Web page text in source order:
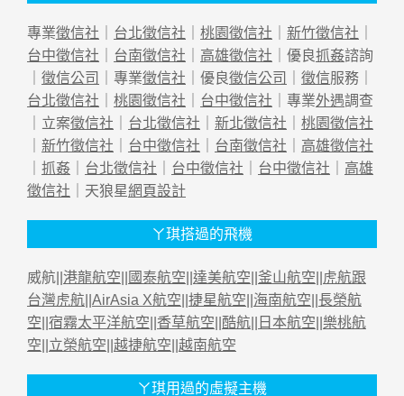
專業徵信社 ｜ 台北徵信社 ｜ 桃園徵信社 ｜ 新竹徵信社 ｜
台中徵信社 ｜ 台南徵信社 ｜ 高雄徵信社 ｜優良抓姦諮詢
｜ 徵信公司 ｜專業徵信社 ｜優良徵信公司 ｜ 徵信服務｜
台北徵信社 ｜ 桃園徵信社 ｜ 台中徵信社 ｜專業外遇調查
｜立案徵信社 ｜ 台北徵信社 ｜ 新北徵信社 ｜ 桃園徵信社
｜ 新竹徵信社 ｜ 台中徵信社 ｜ 台南徵信社 ｜ 高雄徵信社
｜ 抓姦 ｜ 台北徵信社 ｜ 台中徵信社 ｜ 台中徵信社 ｜ 高雄
徵信社 ｜天狼星網頁設計
ㄚ琪搭過的飛機
威航|| 港龍航空 國泰航空 達美航空 釜山航空
虎航跟
台灣虎航 AirAsia X航空 捷星航空 海南航空 長榮航
空 宿霧太平洋航空 香草航空 酷航 日本航空 樂桃航
空 立榮航空 越捷航空 越南航空
ㄚ琪用過的虛擬主機